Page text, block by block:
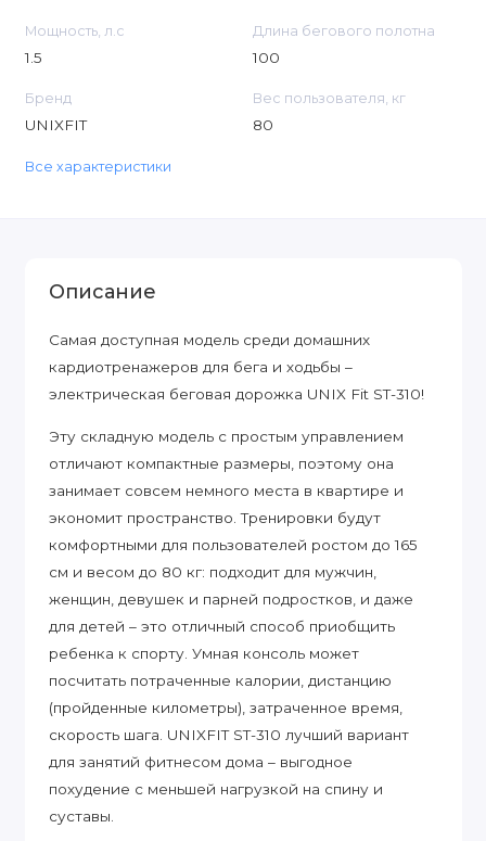
Мощность, л.с
1.5
Длина бегового полотна
100
Бренд
UNIXFIT
Вес пользователя, кг
80
Все характеристики
Описание
Самая доступная модель среди домашних
кардиотренажеров для бега и ходьбы –
электрическая беговая дорожка UNIX Fit ST-310!
Эту складную модель с простым управлением
отличают компактные размеры, поэтому она
занимает совсем немного места в квартире и
экономит пространство. Тренировки будут
комфортными для пользователей ростом до 165
см и весом до 80 кг: подходит для мужчин,
женщин, девушек и парней подростков, и даже
для детей – это отличный способ приобщить
ребенка к спорту. Умная консоль может
посчитать потраченные калории, дистанцию
(пройденные километры), затраченное время,
скорость шага. UNIXFIT ST-310 лучший вариант
для занятий фитнесом дома – выгодное
похудение с меньшей нагрузкой на спину и
суставы.